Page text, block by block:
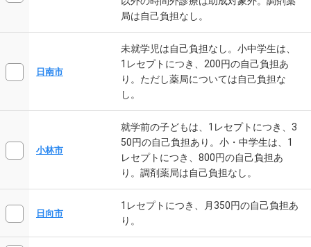
局は自己負担なし。
日南市
未就学児は自己負担なし。小中学生は、
1レセプトにつき、200円の自己負担あ
り。ただし薬局については自己負担な
し。
小林市
就学前の子どもは、1レセプトにつき、3
50円の自己負担あり。小・中学生は、1
レセプトにつき、800円の自己負担あ
り。調剤薬局は自己負担なし。
日向市
1レセプトにつき、月350円の自己負担あ
り。